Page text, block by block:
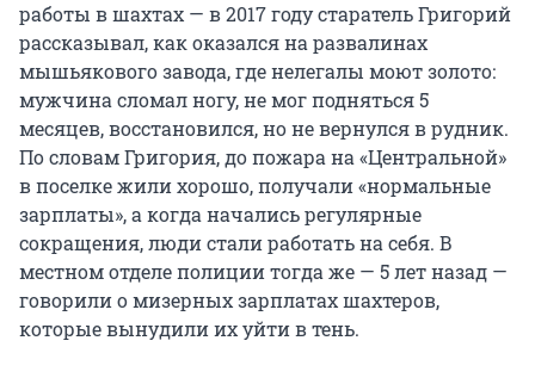
работы в шахтах — в 2017 году старатель Григорий
рассказывал, как оказался на развалинах
мышьякового завода, где нелегалы моют золото:
мужчина сломал ногу, не мог подняться 5
месяцев, восстановился, но не вернулся в рудник.
По словам Григория, до пожара на «Центральной»
в поселке жили хорошо, получали «нормальные
зарплаты», а когда начались регулярные
сокращения, люди стали работать на себя. В
местном отделе полиции тогда же — 5 лет назад —
говорили о мизерных зарплатах шахтеров,
которые вынудили их уйти в тень.